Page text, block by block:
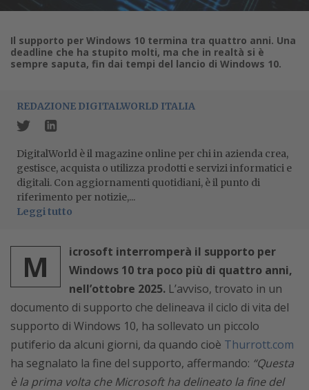
Il supporto per Windows 10 termina tra quattro anni. Una
deadline che ha stupito molti, ma che in realtà si è
sempre saputa, fin dai tempi del lancio di Windows 10.
REDAZIONE DIGITALWORLD ITALIA
DigitalWorld è il magazine online per chi in azienda crea,
gestisce, acquista o utilizza prodotti e servizi informatici e
digitali. Con aggiornamenti quotidiani, è il punto di
riferimento per notizie,...
Leggi tutto
M
icrosoft interromperà il supporto per
Windows 10 tra poco più di quattro anni,
nell’ottobre 2025. L’avviso, trovato in un
documento di supporto che delineava il ciclo di vita del
supporto di Windows 10, ha sollevato un piccolo
putiferio da alcuni giorni, da quando cioè Thurrott.com
ha segnalato la fine del supporto, affermando: “Questa
è la prima volta che Microsoft ha delineato la fine del